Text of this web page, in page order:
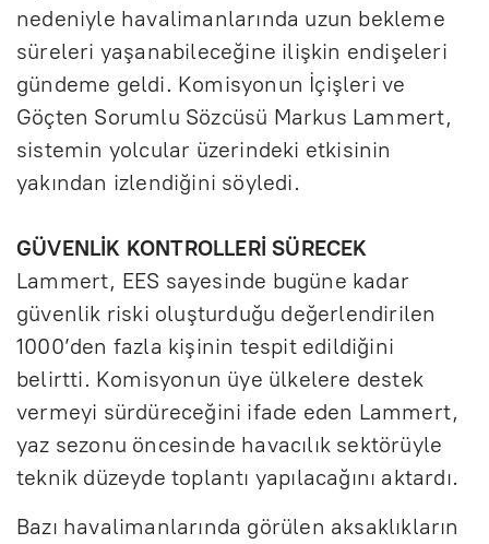
nedeniyle havalimanlarında uzun bekleme
süreleri yaşanabileceğine ilişkin endişeleri
gündeme geldi. Komisyonun İçişleri ve
Göçten Sorumlu Sözcüsü Markus Lammert,
sistemin yolcular üzerindeki etkisinin
yakından izlendiğini söyledi.
GÜVENLİK KONTROLLERİ SÜRECEK
Lammert, EES sayesinde bugüne kadar
güvenlik riski oluşturduğu değerlendirilen
1000’den fazla kişinin tespit edildiğini
belirtti. Komisyonun üye ülkelere destek
vermeyi sürdüreceğini ifade eden Lammert,
yaz sezonu öncesinde havacılık sektörüyle
teknik düzeyde toplantı yapılacağını aktardı.
Bazı havalimanlarında görülen aksaklıkların